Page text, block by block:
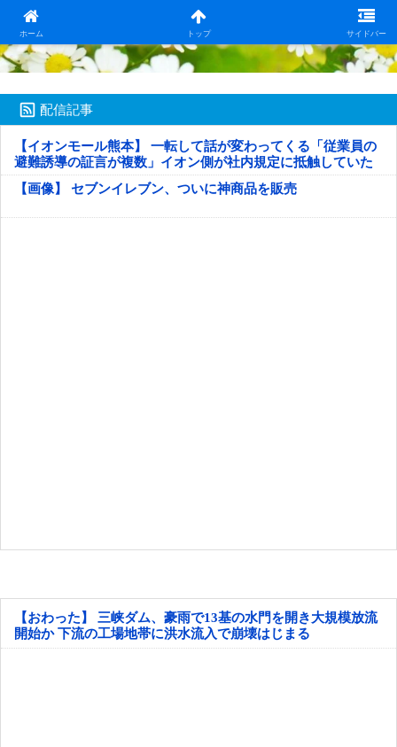
ホーム トップ サイドバー
日本第一！ニュース録
配信記事
【イオンモール熊本】 一転して話が変わってくる「従業員の
避難誘導の証言が複数」イオン側が社内規定に抵触していた
疑い
【画像】 セブンイレブン、ついに神商品を販売
【おわった】 三峡ダム、豪雨で13基の水門を開き大規模放流
開始か 下流の工場地帯に洪水流入で崩壊はじまる